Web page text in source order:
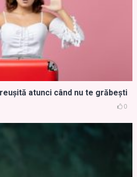
atunci când nu te grăbești
0